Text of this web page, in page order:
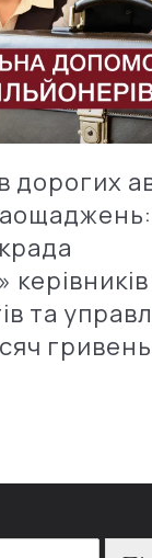
дорогих
та
гривень